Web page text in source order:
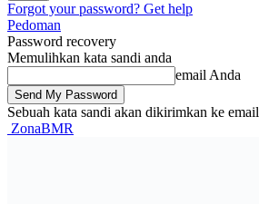
Forgot your password? Get help
Pedoman
Password recovery
Memulihkan kata sandi anda
email Anda
Sebuah kata sandi akan dikirimkan ke
ZonaBMR